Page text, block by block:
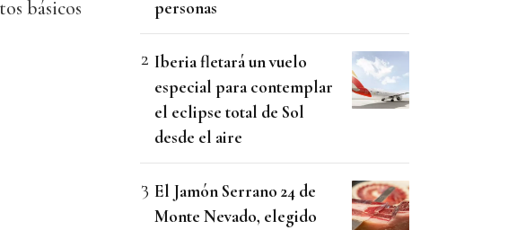
básicos
personas
Iberia fletará un vuelo
especial para contemplar
el eclipse total de Sol
desde el aire
El Jamón Serrano 24 de
Monte Nevado, elegido